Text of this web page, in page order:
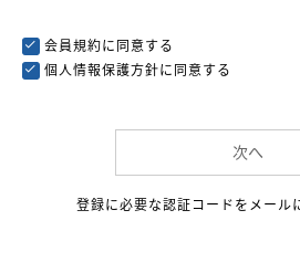
会員規約に同意する
個人情報保護方針に同意する
次へ
登録に必要な認証コードをメール